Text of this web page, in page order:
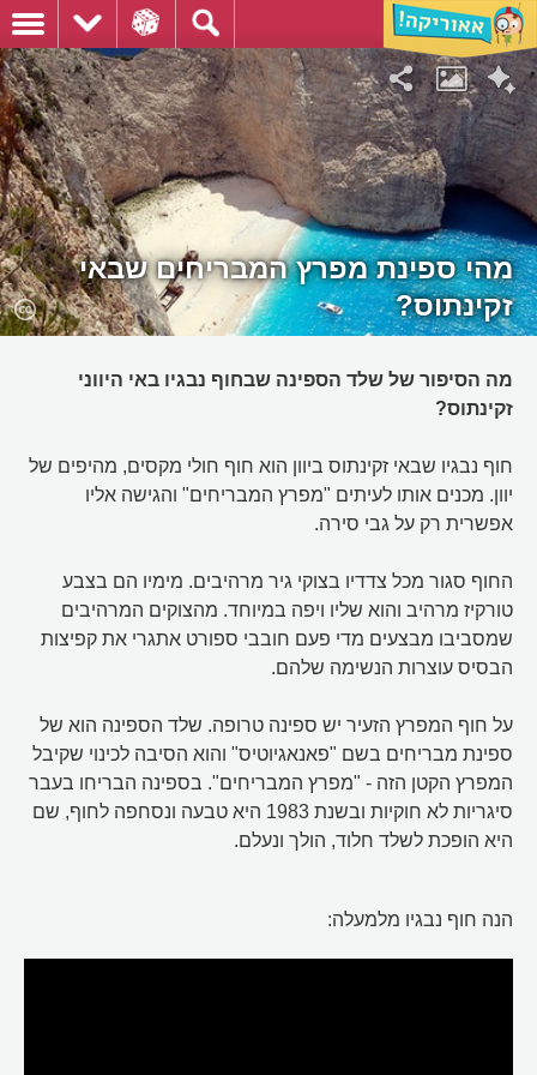
מהי ספינת מפרץ המבריחים שבאי
זקינתוס?
מה הסיפור של שלד הספינה שבחוף נבגיו באי היווני
זקינתוס?
חוף נבגיו שבאי זקינתוס ביוון הוא חוף חולי מקסים, מהיפים של
יוון. מכנים אותו לעיתים "מפרץ המבריחים" והגישה אליו
אפשרית רק על גבי סירה.
החוף סגור מכל צדדיו בצוקי גיר מרהיבים. מימיו הם בצבע
טורקיז מרהיב והוא שליו ויפה במיוחד. מהצוקים המרהיבים
שמסביבו מבצעים מדי פעם חובבי ספורט אתגרי את קפיצות
הבסיס עוצרות הנשימה שלהם.
על חוף המפרץ הזעיר יש ספינה טרופה. שלד הספינה הוא של
ספינת מבריחים בשם "פאנאגיוטיס" והוא הסיבה לכינוי שקיבל
המפרץ הקטן הזה - "מפרץ המבריחים". בספינה הבריחו בעבר
סיגריות לא חוקיות ובשנת 1983 היא טבעה ונסחפה לחוף, שם
היא הופכת לשלד חלוד, הולך ונעלם.
הנה חוף נבגיו מלמעלה: